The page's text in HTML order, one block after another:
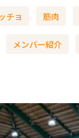
チョ 筋肉
メンバー紹介